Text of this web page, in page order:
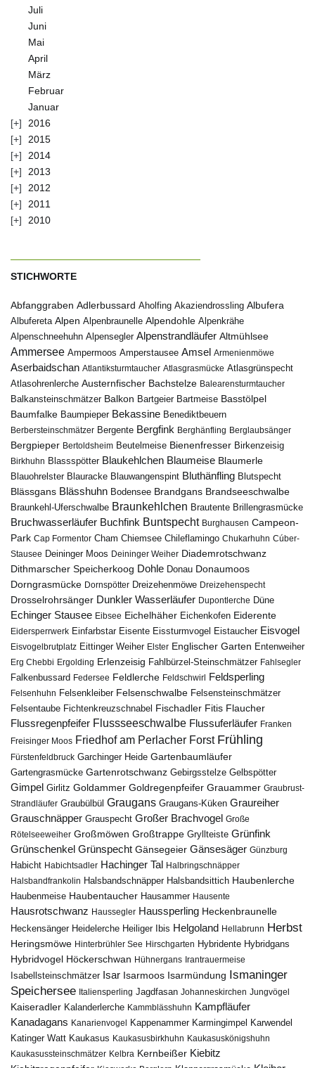
Juli
Juni
Mai
April
März
Februar
Januar
2016
2015
2014
2013
2012
2011
2010
STICHWORTE
Abfanggraben Adlerbussard Aholfing Akaziendrossling Albufera
Albufereta Alpen Alpenbraunelle Alpendohle Alpenkrähe
Alpenschneehuhn Alpensegler Alpenstrandläufer Altmühlsee
Ammersee Ampermoos Amperstausee Amsel Armenienmöwe
Aserbaidschan Atlantiksturmtaucher Atlasgrasmücke Atlasgrünspecht
Atlasohrenlerche Austernfischer Bachstelze Balearensturmtaucher
Balkansteinschmätzer Balkon Bartgeier Bartmeise Basstölpel
Baumfalke Baumpieper Bekassine Benediktbeuern
Berbersteinschmätzer Bergente Bergfink Berghänfling Berglaubsänger
Bergpieper Bertoldsheim Beutelmeise Bienenfresser Birkenzeisig
Birkhuhn Blassspötter Blaukehlchen Blaumeise Blaumerle
Blauohrelster Blauracke Blauwangenspint Bluthänfling Blutspecht
Blässgans Blässhuhn Bodensee Brandgans Brandseeschwalbe
Braunkehl-Uferschwalbe Braunkehlchen Brautente Brillengrasmücke
Bruchwasserläufer Buchfink Buntspecht Burghausen Campeon-
Park Cap Formentor Cham Chiemsee Chileflamingo Chukarhuhn Cúber-
Stausee Deininger Moos Deininger Weiher Diademrotschwanz
Dithmarscher Speicherkoog Dohle Donau Donaumoos
Dorngrasmücke Dornspötter Dreizehenmöwe Dreizehenspecht
Drosselrohrsänger Dunkler Wasserläufer Dupontlerche Düne
Echinger Stausee Eibsee Eichelhäher Eichenkofen Eiderente
Eidersperrwerk Einfarbstar Eisente Eissturmvogel Eistaucher Eisvogel
Eisvogelbrutplatz Eittinger Weiher Elster Englischer Garten Entenweiher
Erg Chebbi Ergolding Erlenzeisig Fahlbürzel-Steinschmätzer Fahlsegler
Falkenbussard Federsee Feldlerche Feldschwirl Feldsperling
Felsenhuhn Felsenkleiber Felsenschwalbe Felsensteinschmätzer
Felsentaube Fichtenkreuzschnabel Fischadler Fitis Flaucher
Flussregenpfeifer Flussseeschwalbe Flussuferläufer Franken
Freisinger Moos Friedhof am Perlacher Forst Frühling
Fürstenfeldbruck Garchinger Heide Gartenbaumläufer
Gartengrasmücke Gartenrotschwanz Gebirgsstelze Gelbspötter
Gimpel Girlitz Goldammer Goldregenpfeifer Grauammer Graubrust-
Strandläufer Graubülbül Graugans Graugans-Küken Graureiher
Grauschnäpper Grauspecht Großer Brachvogel Große
Rötelseeweiher Großmöwen Großtrappe Gryllteiste Grünfink
Grünschenkel Grünspecht Gänsegeier Gänsesäger Günzburg
Habicht Habichtsadler Hachinger Tal Halbringschnäpper
Halsbandfrankolin Halsbandschnäpper Halsbandsittich Haubenlerche
Haubenmeise Haubentaucher Hausammer Hausente
Hausrotschwanz Haussegler Haussperling Heckenbraunelle
Heckensänger Heidelerche Heiliger Ibis Helgoland Hellabrunn Herbst
Heringsmöwe Hinterbrühler See Hirschgarten Hybridente Hybridgans
Hybridvogel Höckerschwan Hühnergans Irantrauermeise
Isabellsteinschmätzer Isar Isarmoos Isarmündung Ismaninger
Speichersee Italiensperling Jagdfasan Johanneskirchen Jungvögel
Kaiseradler Kalanderlerche Kammblässhuhn Kampfläufer
Kanadagans Kanarienvogel Kappenammer Karmingimpel Karwendel
Katinger Watt Kaukasus Kaukasusbirkhuhn Kaukasuskönigshuhn
Kaukasussteinschmätzer Kelbra Kernbeißer Kiebitz